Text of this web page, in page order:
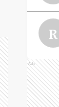
R
Ads